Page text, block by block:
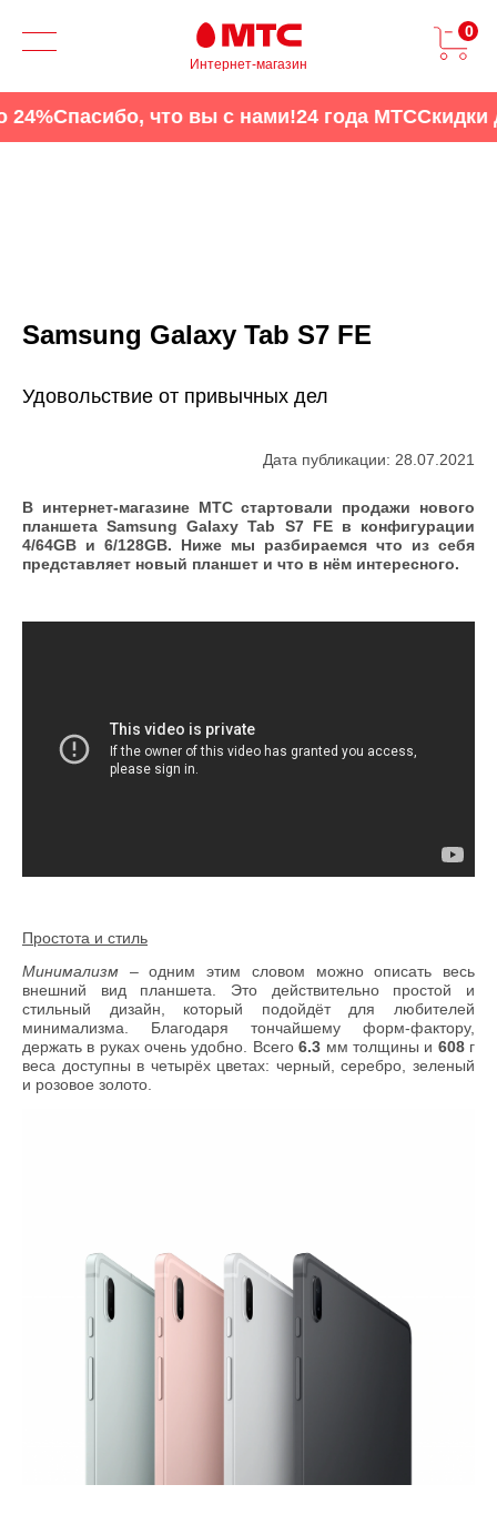
Интернет-магазин
0
Спасибо, что вы с нами!24 года МТССкидки до
Samsung Galaxy Tab S7 FE
Удовольствие от привычных дел
Дата публикации: 28.07.2021
В интернет-магазине МТС стартовали продажи нового
планшетаSamsung Galaxy Tab S7 FE в конфигурации
4/64GB и 6/128GB. Ниже мы разбираемся что из себя
представляет новый планшет и что в нём интересного.
Простота и стиль
Минимализм – одним этим словом можно описать весь
внешний вид планшета. Это действительно простой и
стильный дизайн, который подойдёт для любителей
минимализма. Благодаря тончайшему форм-фактору,
держать в руках очень удобно. Всего6.3 мм толщины и 608 г
веса доступны в четырёх цветах: черный, серебро, зеленый
и розовое золото.